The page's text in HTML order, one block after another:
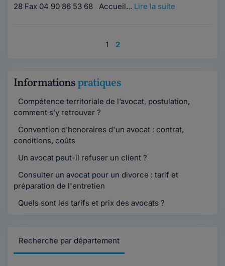
28 Fax 04 90 86 53 68 Accueil... Lire la suite
1 2
Informationspratiques
Compétence territoriale de l’avocat, postulation,
comment s’y retrouver ?
Convention d’honoraires d'un avocat : contrat,
conditions, coûts
Un avocat peut-il refuser un client ?
Consulter un avocat pour un divorce : tarif et
préparation de l'entretien
Quels sont les tarifs et prix des avocats ?
Recherche par département